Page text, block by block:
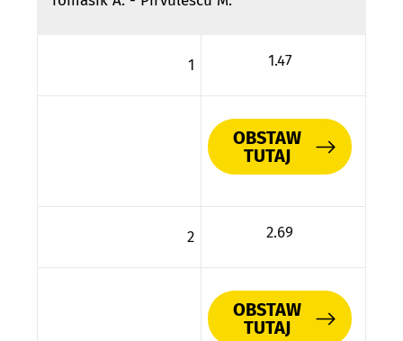
1 1.47
OBSTAW
TUTAJ
2 2.69
OBSTAW
TUTAJ